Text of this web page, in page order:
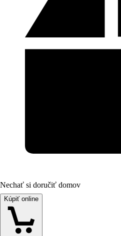
Nechať si doručiť domov
Kúpiť online